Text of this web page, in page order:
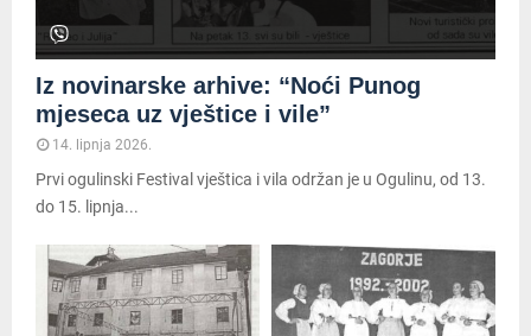
Iz novinarske arhive: “Noći Punog
mjeseca uz vještice i vile”
14. lipnja 2026.
Prvi ogulinski Festival vještica i vila održan je u Ogulinu, od 13.
do 15. lipnja...